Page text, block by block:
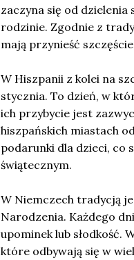
zaczyna się od dzielenia
rodzinie. Zgodnie z
mają przynieść
W Hiszpanii z kolei na
stycznia. To dzień, w
ich przybycie jest
hiszpańskich miastach
podarunki dla dzieci, co
świątecznym.
W Niemczech tradycją
Narodzenia. Każdego
upominek lub słodkość.
które odbywają się w